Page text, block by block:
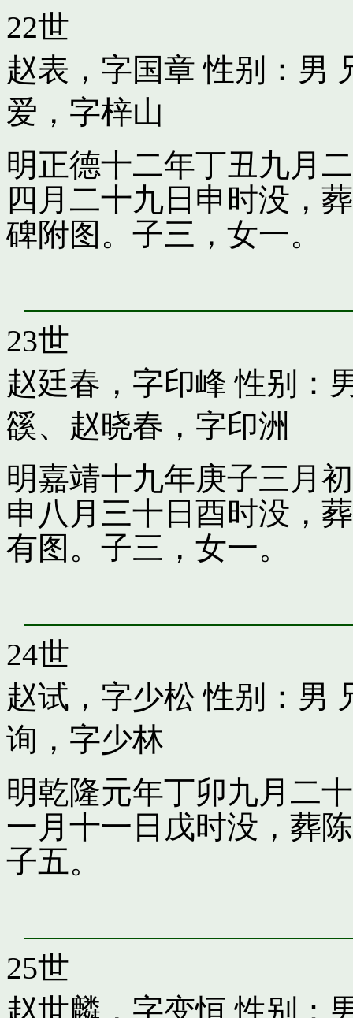
22世
赵表，字国章 性别：男
爱，字梓山
明正德十二年丁丑九月
四月二十九日申时没，
碑附图。子三，女一。
23世
赵廷春，字印峰 性别：
豀、 赵晓春，字印洲
明嘉靖十九年庚子三月
申八月三十日酉时没，
有图。子三，女一。
24世
赵试，字少松 性别：男
询，字少林
明乾隆元年丁卯九月二
一月十一日戊时没，葬
子五。
25世
赵世麟，字变恒 性别：